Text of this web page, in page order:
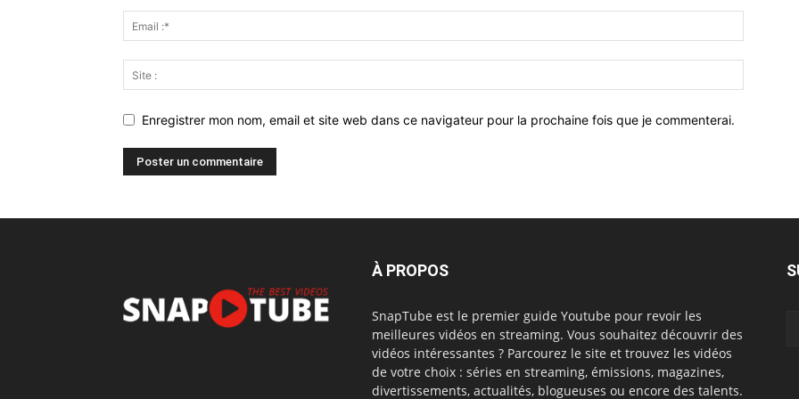
Enregistrer mon nom, email et site web dans ce navigateur pour la prochaine fois que je commenterai.
À PROPOS
SnapTube est le premier guide Youtube pour revoir les
meilleures vidéos en streaming. Vous souhaitez découvrir des
vidéos intéressantes ? Parcourez le site et trouvez les vidéos
de votre choix : séries en streaming, émissions, magazines,
divertissements, actualités, blogueuses ou encore des talents.